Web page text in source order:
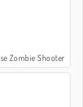
Zombie Shooter